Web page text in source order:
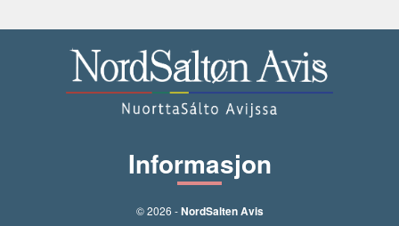
Informasjon
© 2026 -NordSalten Avis